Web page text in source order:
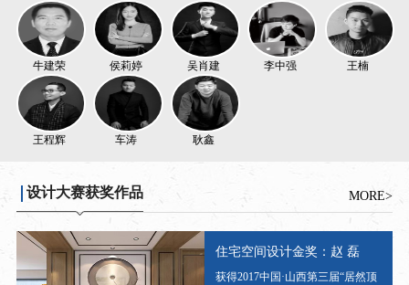
牛建荣 侯莉婷 吴肖建 李中强 王楠
王程辉 车涛 耿鑫
设计大赛获奖作品 MORE>
住宅空间设计金奖：赵 磊
获得2017中国·山西第三届“居然顶